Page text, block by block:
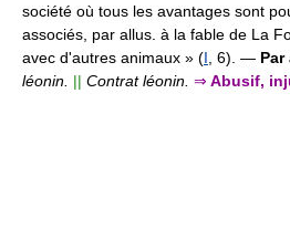
société où tous les avantages sont
associés, par allus. à la fable de La
avec d'autres animaux » (I , 6). — Par
léonin. || Contrat léonin. ⇒ Abusif,